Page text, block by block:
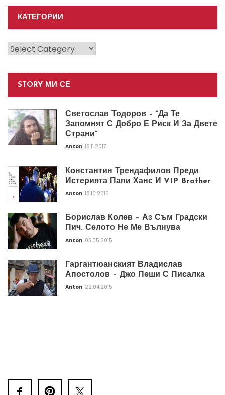
КАТЕГОРИИ
Категории
STORY МИ СЕ
Светослав Тодоров – “Да Те
Запомнят С Добро Е Риск И За Двете
Страни”
Anton 18.11.2017
Константин Трендафилов Преди
Истерията Папи Ханс И VIP Brother
Anton 18.10.2016
Борислав Колев – Аз Съм Градски
Пич. Селото Не Ме Вълнува
Anton 03.05.2015
Гаргантюанският Владислав
Апостолов – Джо Пеши С Писалка
Anton 22.04.2015